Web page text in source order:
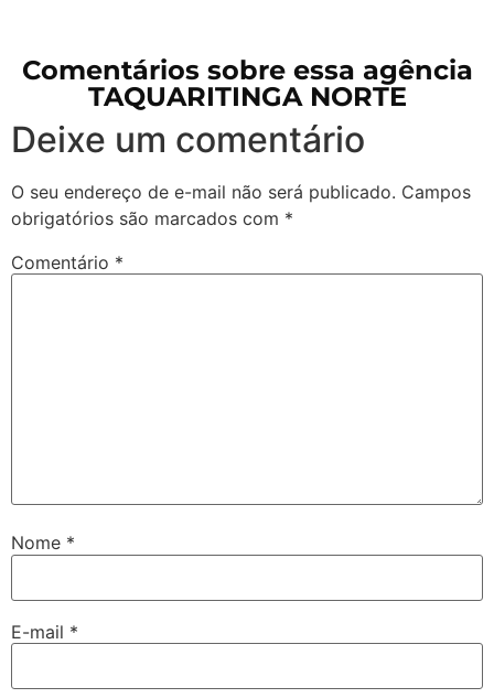
Comentários sobre essa agência
TAQUARITINGA NORTE
Deixe um comentário
O seu endereço de e-mail não será publicado. Campos
obrigatórios são marcados com *
Comentário *
Nome *
E-mail *